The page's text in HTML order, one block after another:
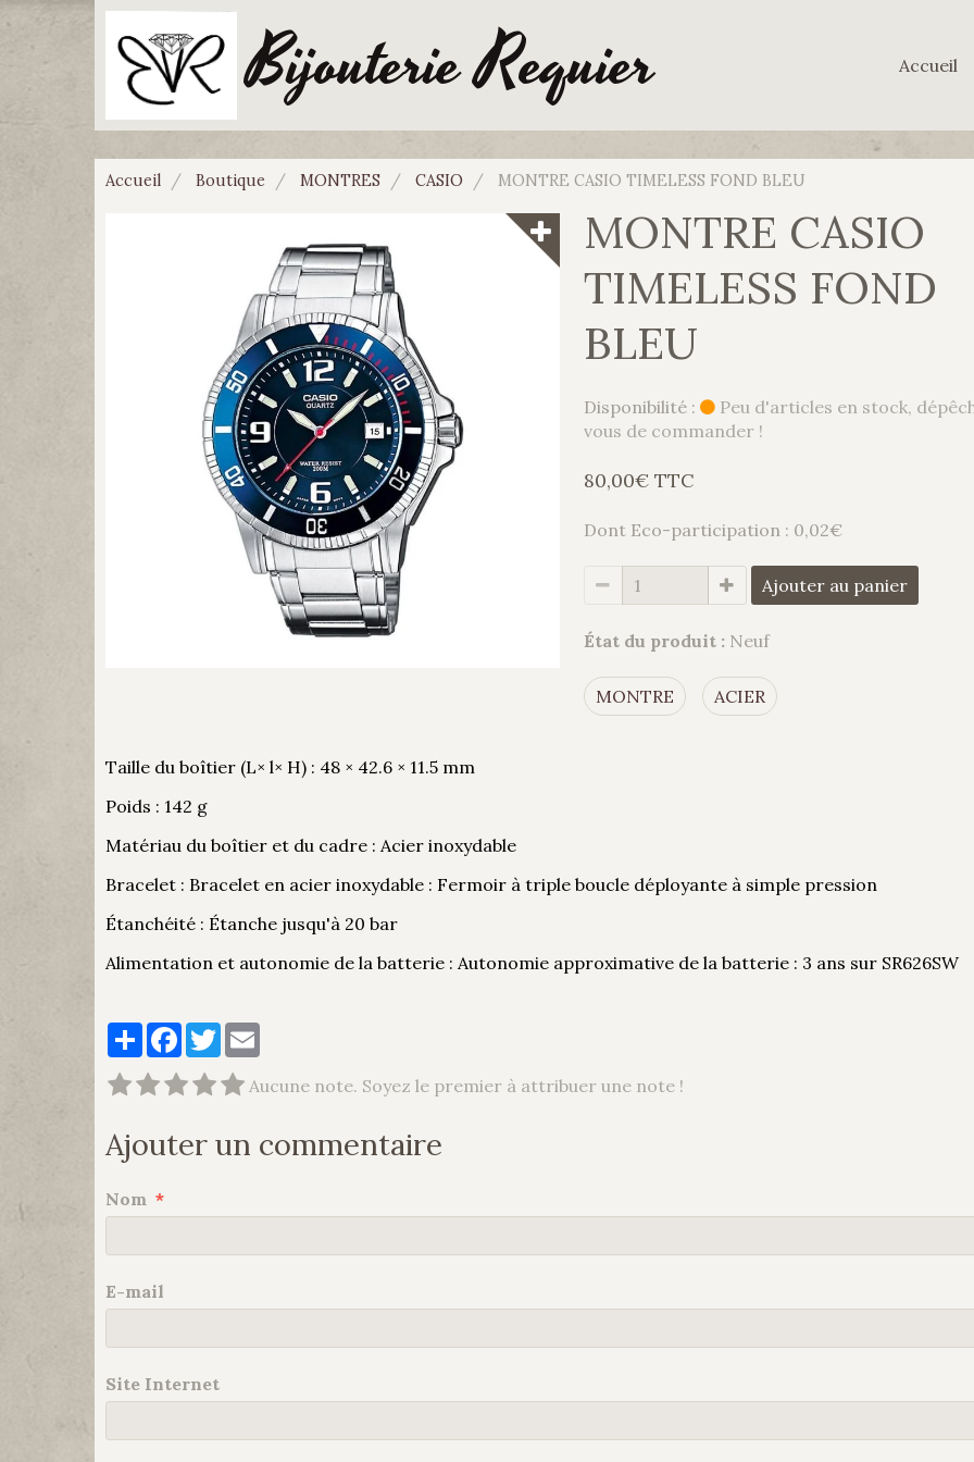
Bijouterie Requier Accueil
Accueil Boutique MONTRES CASIO MONTRE CASIO TIMELESS FOND BLEU
MONTRE CASIO
TIMELESS FOND
BLEU
Disponibilité :
Peu d'articles en stock,
vous de commander !
80,00€ TTC
Dont Eco-participation : 0,02€
Ajouter au panier
État du produit : Neuf
MONTRE ACIER
Taille du boîtier (L× l× H) : 48 × 42.6 × 11.5 mm
Poids : 142 g
Matériau du boîtier et du cadre : Acier inoxydable
Bracelet : Bracelet en acier inoxydable : Fermoir à triple boucle déployante à simple pression
Étanchéité : Étanche jusqu'à 20 bar
Alimentation et autonomie de la batterie : Autonomie approximative de la batterie : 3 ans sur SR626SW
PartagerFacebook
Twitter
Aucune note. Soyez le premier à attribuer une note !
Ajouter un commentaire
Nom
E-mail
Site Internet